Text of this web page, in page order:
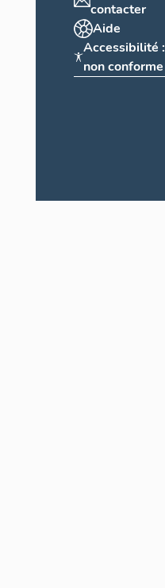
contacter
Aide
Accessibilité :
non conforme